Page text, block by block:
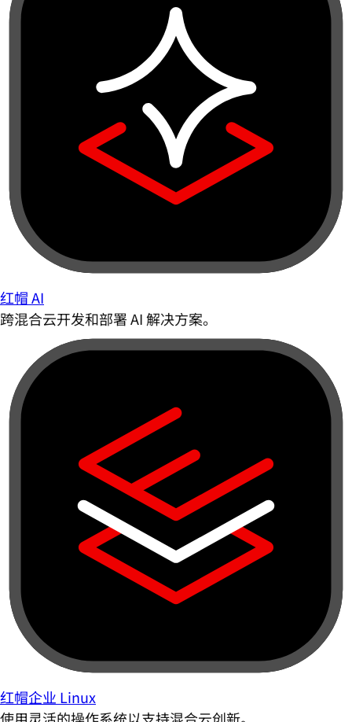
红帽 AI
跨混合云开发和部署 AI 解决方案。
红帽企业 Linux